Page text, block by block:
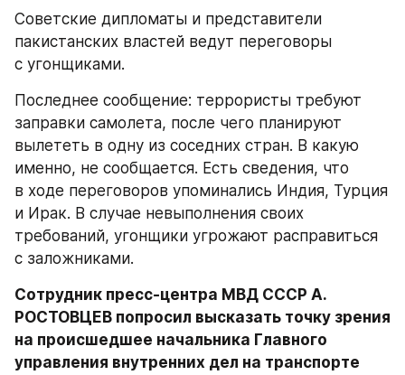
Советские дипломаты и представители
пакистанских властей ведут переговоры
с угонщиками.
Последнее сообщение: террористы требуют
заправки самолета, после чего планируют
вылететь в одну из соседних стран. В какую
именно, не сообщается. Есть сведения, что
в ходе переговоров упоминались Индия, Турция
и Ирак. В случае невыполнения своих
требований, угонщики угрожают расправиться
с заложниками.
Сотрудник пресс-центра МВД СССР А.
РОСТОВЦЕВ попросил высказать точку зрения
на происшедшее начальника Главного
управления внутренних дел на транспорте